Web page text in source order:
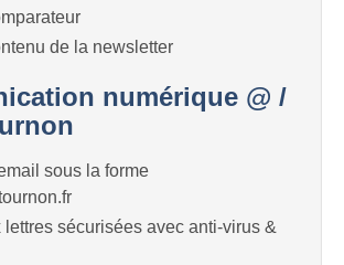
de la newsletter
numérique @ /
sous la forme
lettres sécurisées avec anti-virus &